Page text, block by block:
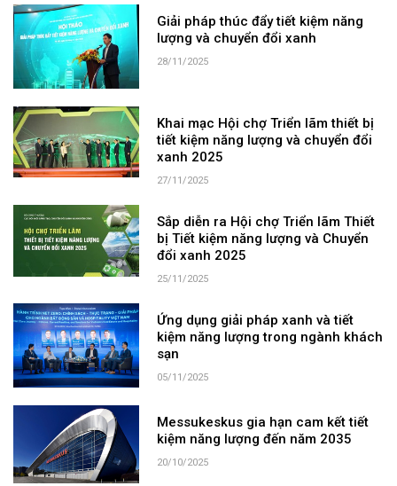
Giải pháp thúc đẩy tiết kiệm năng
lượng và chuyển đổi xanh
28/11/2025
Khai mạc Hội chợ Triển lãm thiết bị
tiết kiệm năng lượng và chuyển đổi
xanh 2025
27/11/2025
Sắp diễn ra Hội chợ Triển lãm Thiết
bị Tiết kiệm năng lượng và Chuyển
đổi xanh 2025
25/11/2025
Ứng dụng giải pháp xanh và tiết
kiệm năng lượng trong ngành khách
sạn
05/11/2025
Messukeskus gia hạn cam kết tiết
kiệm năng lượng đến năm 2035
20/10/2025